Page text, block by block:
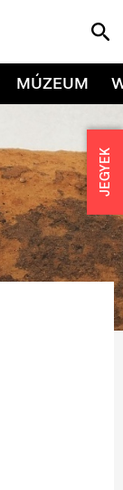
MÚZEUM
JEGYEK